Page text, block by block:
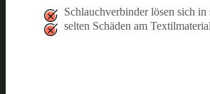
Schlauchverbinder lösen sich in
selten Schäden am Textilmaterial